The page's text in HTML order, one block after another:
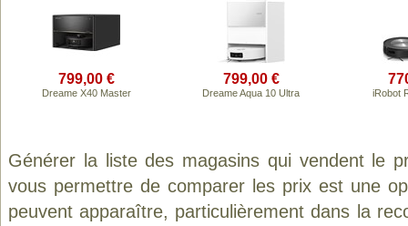
799,00 €
Dreame X40 Master
799,00 €
Dreame Aqua 10 Ultra iRobot
Générer la liste des magasins qui vendent le
vous permettre de comparer les prix est une
peuvent apparaître, particulièrement dans la